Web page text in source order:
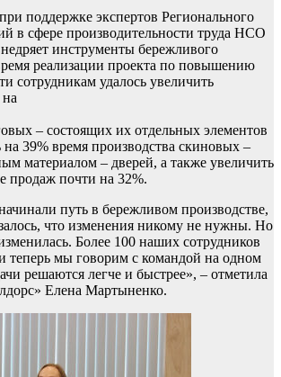
поддержке экспертов Регионального
в сфере производительности труда НСО
инструменты бережливого
реализации проекта по повышению
сотрудникам удалось увеличить
– состоящих их отдельных элементов
на 39% время производства скиновых –
материалом – дверей, а также увеличить
продаж почти на 32%.
путь в бережливом производстве,
что изменения никому не нужны. Но
Более 100 наших сотрудников
теперь мы говорим с командой на одном
решаются легче и быстрее», – отметила
Елена Мартыненко.